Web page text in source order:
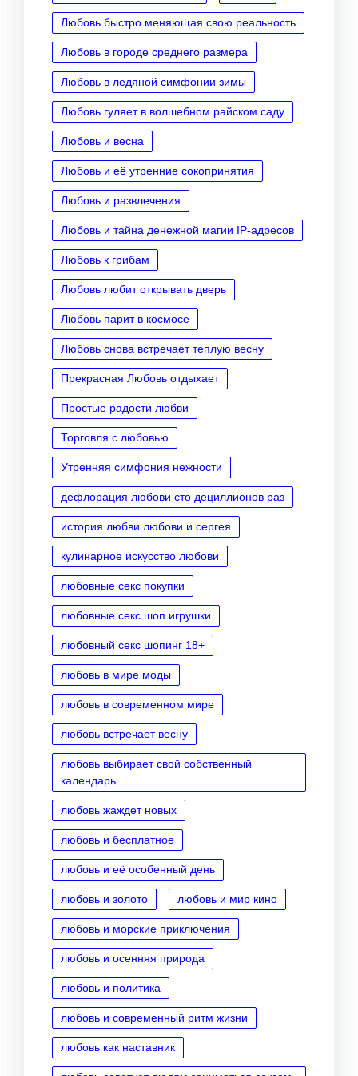
Любовь быстро меняющая свою реальность
Любовь в городе среднего размера
Любовь в ледяной симфонии зимы
Любовь гуляет в волшебном райском саду
Любовь и весна
Любовь и её утренние сокопринятия
Любовь и развлечения
Любовь и тайна денежной магии IP‑адресов
Любовь к грибам
Любовь любит открывать дверь
Любовь парит в космосе
Любовь снова встречает теплую весну
Прекрасная Любовь отдыхает
Простые радости любви
Торговля с любовью
Утренняя симфония нежности
дефлорация любови сто дециллионов раз
история любви любови и сергея
кулинарное искусство любови
любовные секс покупки
любовные секс шоп игрушки
любовный секс шопинг 18+
любовь в мире моды
любовь в современном мире
любовь встречает весну
любовь выбирает свой собственный
календарь
любовь жаждет новых
любовь и бесплатное
любовь и её особенный день
любовь и золото любовь и мир кино
любовь и морские приключения
любовь и осенняя природа
любовь и политика
любовь и современный ритм жизни
любовь как наставник